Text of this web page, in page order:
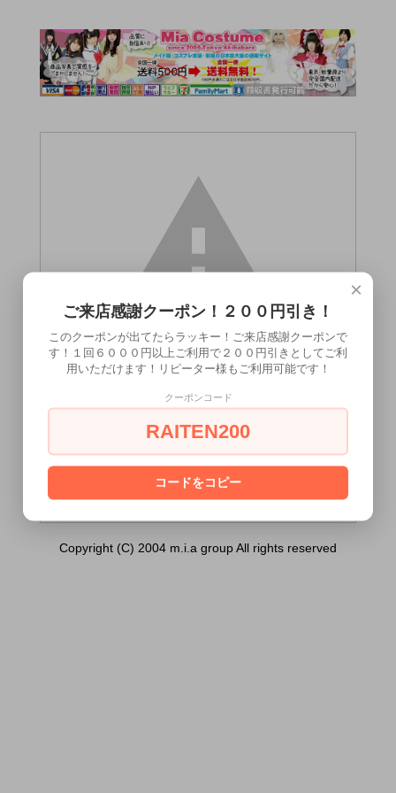
ンク））は18歳未満の方には販売できませ
[ はい ] [ いいえ ]
Copyright (C) 2004 m.i.a group All rights reserved
×
ご来店感謝クーポン！２００円引き！
このクーポンが出てたらラッキー！ご来店感謝クーポンで
す！１回６０００円以上ご利用で２００円引きとしてご利
用いただけます！リピーター様もご利用可能です！
クーポンコード
RAITEN200
コードをコピー